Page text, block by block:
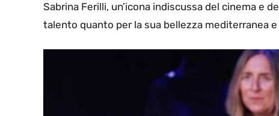
Sabrina Ferilli, un’icona indiscussa del cinema e
talento quanto per la sua bellezza mediterranea